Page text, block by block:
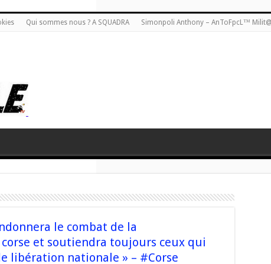
Qui sommes nous ? A SQUADRA Simonpoli Anthony – AnToFpcL™
le combat de la
et soutiendra toujours ceux qui
libération nationale » – #Corse